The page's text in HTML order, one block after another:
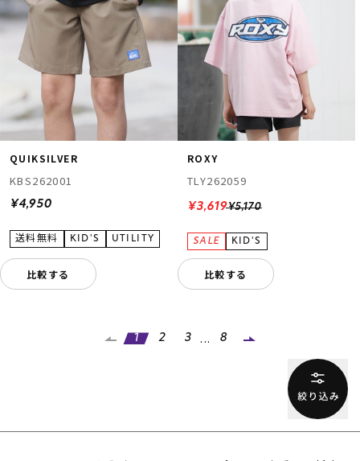
QUIKSILVER
KBS262001
¥4,950
比較する
ROXY
TLY262059
¥5,170
¥3,619
比較する
1 2 3 ... 8